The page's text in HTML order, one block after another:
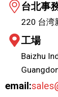
台北事
220 台湾
工場
Baizhu
email: